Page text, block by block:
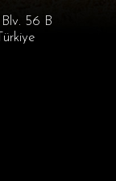
56 B